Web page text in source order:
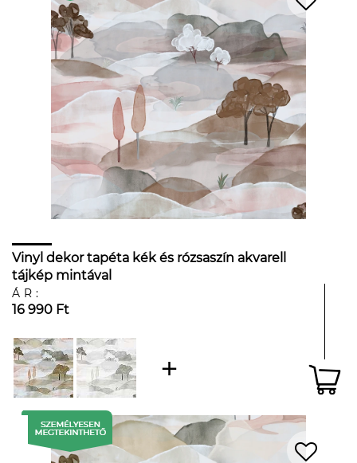
Vinyl dekor tapéta kék és rózsaszín akvarell
tájkép mintával
ÁR:
16 990 Ft